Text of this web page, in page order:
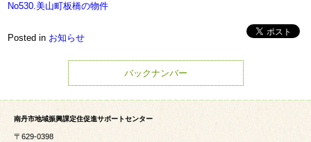
No530.美山町板橋の物件
Posted in お知らせ
バックナンバー
南丹市地域振興課定住促進サポートセンター
〒629-0398